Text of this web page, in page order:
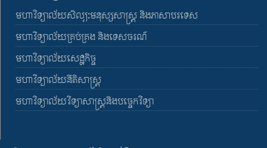
មហាវិទ្យាល័យសិល្បៈមនុស្សសាស្រ្ត និងភាសាបរទេស
មហាវិទ្យាល័យគ្រប់គ្រង និងទេសចរណ៍
មហាវិទ្យាល័យសេដ្ឋកិច្ច
មហាវិទ្យាល័យនីតិសាស្រ្ត
មហាវិទ្យាល័យវិទ្យាសាស្រ្តនិងបច្ចេកវិទ្យា